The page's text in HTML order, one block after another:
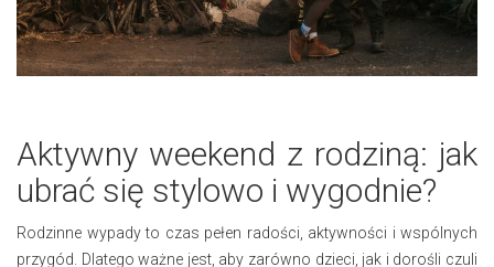
Aktywny weekend z rodziną: jak
ubrać się stylowo i wygodnie?
Rodzinne wypady to czas pełen radości, aktywności i wspólnych
przygód. Dlatego ważne jest, aby zarówno dzieci, jak i dorośli czuli